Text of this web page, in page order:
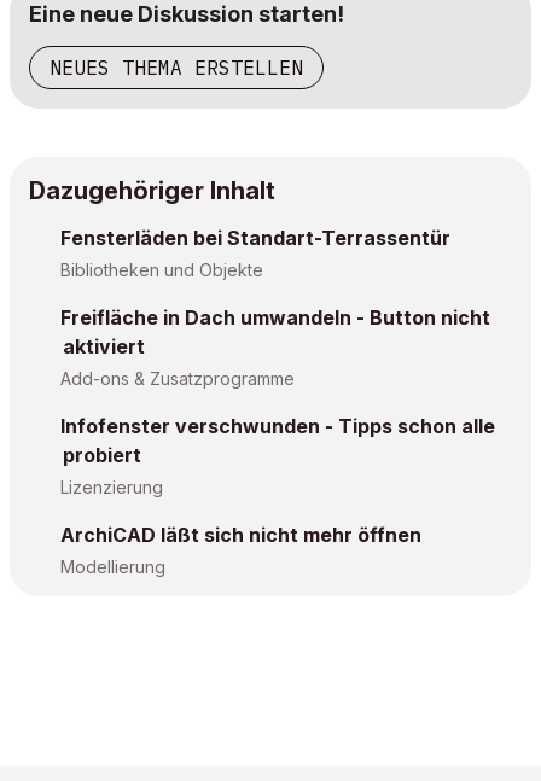
Eine neue Diskussion starten!
NEUES THEMA ERSTELLEN
Dazugehöriger Inhalt
Fensterläden bei Standart-Terrassentür
Bibliotheken und Objekte
Freifläche in Dach umwandeln - Button nicht
aktiviert
Add-ons & Zusatzprogramme
Infofenster verschwunden - Tipps schon alle
probiert
Lizenzierung
ArchiCAD läßt sich nicht mehr öffnen
Modellierung